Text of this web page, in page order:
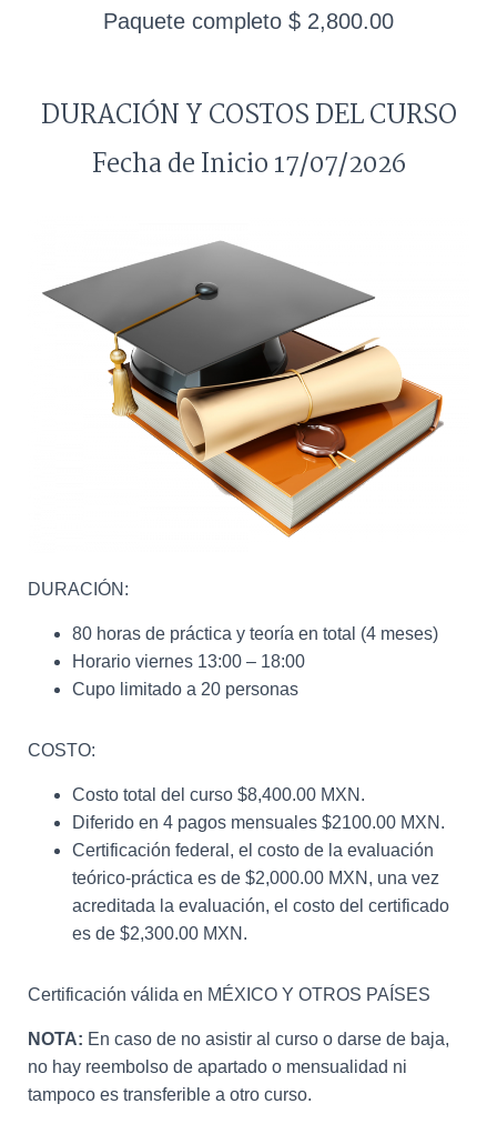
Paquete completo $ 2,800.00
DURACIÓN Y COSTOS DEL CURSO
Fecha de Inicio 17/07/2026
DURACIÓN:
80 horas de práctica y teoría en total (4 meses)
Horario viernes 13:00 – 18:00
Cupo limitado a 20 personas
COSTO:
Costo total del curso $8,400.00 MXN.
Diferido en 4 pagos mensuales $2100.00 MXN.
Certificación federal, el costo de la evaluación
teórico-práctica es de $2,000.00 MXN, una vez
acreditada la evaluación, el costo del certificado
es de $2,300.00 MXN.
Certificación válida en MÉXICO Y OTROS PAÍSES
NOTA: En caso de no asistir al curso o darse de baja,
no hay reembolso de apartado o mensualidad ni
tampoco es transferible a otro curso.